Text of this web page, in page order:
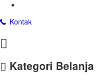
Kontak
Kategori Belanja